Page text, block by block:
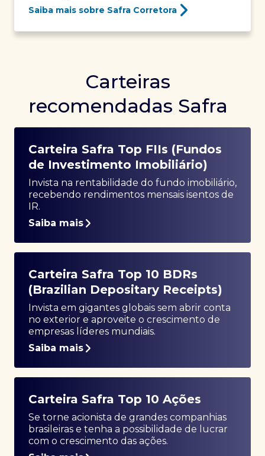
Saiba mais sobre Safra Corretora
Carteiras
recomendadas Safra
Carteira Safra Top FIIs (Fundos
de Investimento Imobiliário)
Invista na rentabilidade do fundo imobiliário,
recebendo rendimentos mensais isentos de
IR.
Saiba mais
Carteira Safra Top 10 BDRs
(Brazilian Depositary Receipts)
Invista em gigantes globais sem abrir conta
no exterior e aproveite o crescimento de
empresas líderes mundiais.
Saiba mais
Carteira Safra Top 10 Ações
Se torne acionista de grandes companhias
brasileiras e tenha a possibilidade de lucrar
com o crescimento das ações.